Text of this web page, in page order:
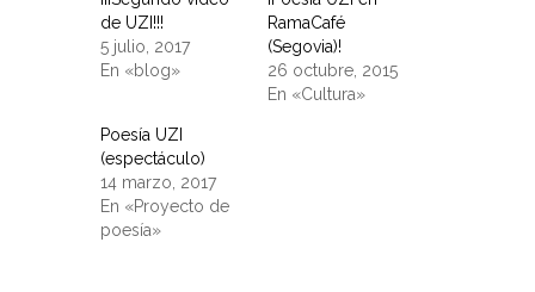
de UZI!!!
5 julio, 2017
En «blog»
RamaCafé
(Segovia)!
26 octubre, 2015
En «Cultura»
Poesía UZI
(espectáculo)
14 marzo, 2017
En «Proyecto de
poesía»